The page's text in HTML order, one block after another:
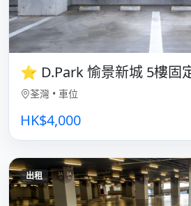
⭐ D.Park 愉景新城 5樓固
荃灣 • 車位
HK$4,000
出租